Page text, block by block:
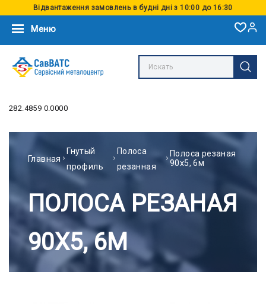
Відвантаження замовлень в будні дні з 10:00 до 16:30
Меню
282.4859 0.0000
Главная
Гнутый
профиль
Полоса
резанная
Полоса резаная
90х5, 6м
ПОЛОСА РЕЗАНАЯ
90Х5, 6М